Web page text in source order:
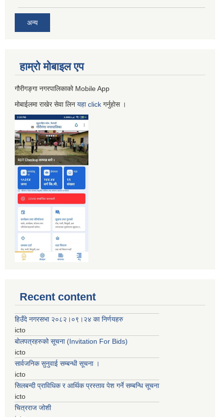
अन्य
हाम्रो माेबाइल एप
गौरीगङ्गा नगरपालिकाको Mobile App
मोबाईलमा राखेर सेवा लिन यहाclick गर्नुहाेस ।
Recent content
हिउँदे नगरसभा २०८२।०९।२४ का निर्णयहरु
icto
बोलपत्रहरुको सूचना (Invitation For Bids)
icto
सार्वजनिक सुनुवाई सम्बन्धी सूचना ।
icto
सिलबन्दी प्राविधिक र आर्थिक प्रस्ताव पेश गर्ने सम्बन्धि सूचना
icto
चित्रराज जोशी